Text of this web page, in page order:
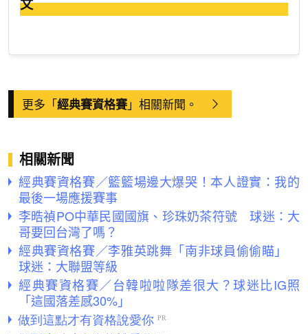
文
更多「經典賽資格賽」相關新聞。
相關新聞
經典賽資格賽／籃籃場邊大爆哭！本人證實：我的
最後一場應援賽事
李晧禎PO中華民國國旗、珍珠奶茶符號 球迷：大
哥要回台灣了嗎？
經典賽資格賽／李雅英跳舞「南非球員偷偷瞄」
球迷：大聯盟等級
經典賽資格賽／台韓啦啦隊差很大？球迷比IG照
「這國落差感30%」